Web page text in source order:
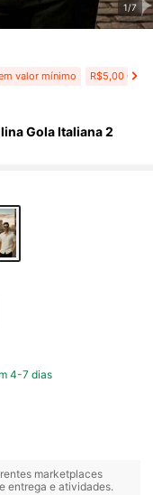
1/7
valor mínimo R$5,00 OFF
Gola Italiana 2
4-7 dias
marketplaces
entrega e atividades.